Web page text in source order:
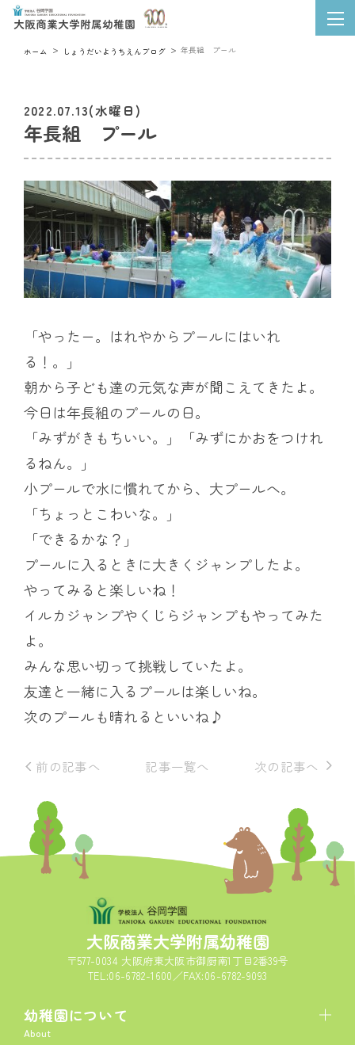
ホーム しょうだいようちえんブログ 年長組 プール
2022.07.13(水曜日)
年長組 プール
「やったー。はれやからプールにはいれ
る！。」
朝から子ども達の元気な声が聞こえてきたよ。
今日は年長組のプールの日。
「みずがきもちいい。」「みずにかおをつけれ
るねん。」
小プールで水に慣れてから、大プールへ。
「ちょっとこわいな。」
「できるかな？」
プールに入るときに大きくジャンプしたよ。
やってみると楽しいね！
イルカジャンプやくじらジャンプもやってみた
よ。
みんな思い切って挑戦していたよ。
友達と一緒に入るプールは楽しいね。
次のプールも晴れるといいね♪
前の記事へ 記事一覧へ 次の記事へ
大阪商業大学附属幼稚園
〒577-0034 大阪府東大阪市御厨南1丁目2番39号
TEL:06-6782-1600／FAX:06-6782-9093
幼稚園について
About